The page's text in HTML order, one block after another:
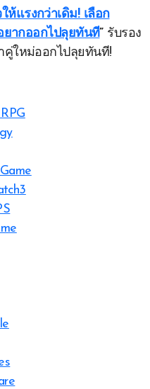
ห้แรงกว่าเดิม! เลือก
ยากออกไปลุยทันที”รับรอง
คู่ใหม่ออกไปลุยทันที!